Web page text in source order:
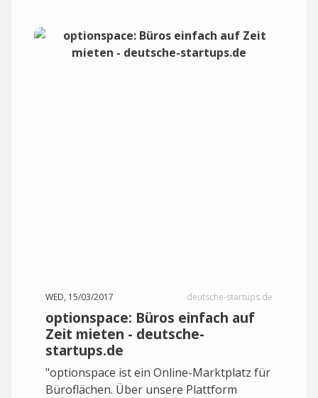
WED, 15/03/2017 deutsche-startups.de
optionspace: Büros einfach auf
Zeit mieten - deutsche-
startups.de
"optionspace ist ein Online-Marktplatz für
Büroflächen. Über unsere Plattform